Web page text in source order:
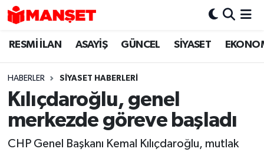
RESMİ İLAN ASAYİŞ GÜNCEL SİYASET
HABERLER SİYASET HABERLERİ
Kılıçdaroğlu, genel
merkezde göreve başladı
CHP Genel Başkanı Kemal Kılıçdaroğlu, mutlak
Hava Durumu
Trafik Durumu
Süper Lig Puan Durumu ve Fikstür